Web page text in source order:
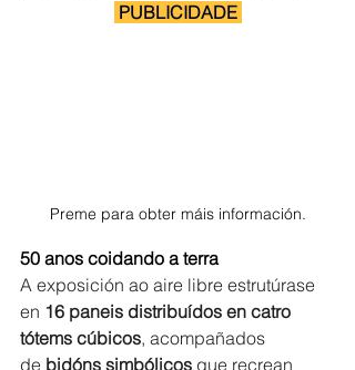
PUBLICIDADE
Preme para obter máis información.
50 anos coidando a terra
A exposición ao aire libre estrutúrase
en 16 paneis distribuídos en catro
tótems cúbicos, acompañados
de bidóns simbólicos que recrean